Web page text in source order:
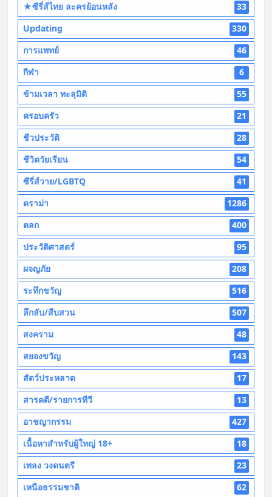
★ซีรี่ส์ไทย ละครย้อนหลัง
33
Updating
330
การแพทย์
46
กีฬา
6
ข้ามเวลา ทะลุมิติ
55
ครอบครัว
21
ชีวประวัติ
28
ชีวิตวัยเรียน
54
ซีรี่ส์วาย/LGBTQ
41
ดราม่า
1286
ตลก
400
ประวัติศาสตร์
95
ผจญภัย
208
ระทึกขวัญ
516
ลึกลับ/สืบสวน
507
สงคราม
48
สยองขวัญ
143
สัตว์ประหลาด
17
สารคดี/รายการทีวี
13
อาชญากรรม
427
เนื้อหาสำหรับผู้ใหญ่ 18+
18
เพลง วงดนตรี
23
เหนือธรรมชาติ
62